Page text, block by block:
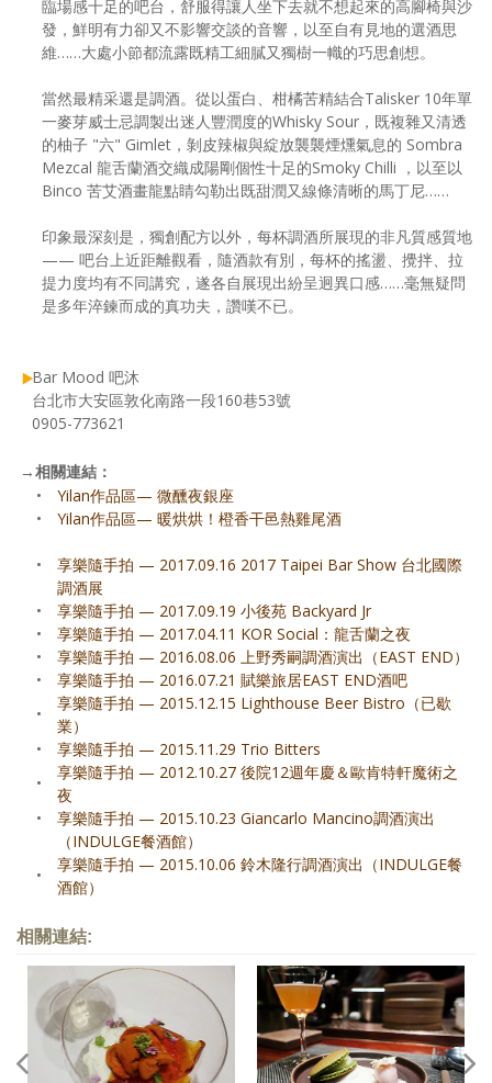
臨場感十足的吧台，舒服得讓人坐下去就不想起來的高腳椅與沙
發，鮮明有力卻又不影響交談的音響，以至自有見地的選酒思
維……大處小節都流露既精工細膩又獨樹一幟的巧思創想。
當然最精采還是調酒。從以蛋白、柑橘苦精結合Talisker 10年單
一麥芽威士忌調製出迷人豐潤度的Whisky Sour，既複雜又清透
的柚子 "六" Gimlet，剝皮辣椒與綻放襲襲煙燻氣息的 Sombra
Mezcal 龍舌蘭酒交織成陽剛個性十足的Smoky Chilli ，以至以
Binco 苦艾酒畫龍點睛勾勒出既甜潤又線條清晰的馬丁尼……
印象最深刻是，獨創配方以外，每杯調酒所展現的非凡質感質地
—— 吧台上近距離觀看，隨酒款有別，每杯的搖盪、攪拌、拉
提力度均有不同講究，遂各自展現出紛呈迥異口感……毫無疑問
是多年淬鍊而成的真功夫，讚嘆不已。
Bar Mood 吧沐
台北市大安區敦化南路一段160巷53號
0905-773621
→相關連結：
•
Yilan作品區— 微醺夜銀座
•
Yilan作品區— 暖烘烘！橙香干邑熱雞尾酒
•
享樂隨手拍 — 2017.09.16 2017 Taipei Bar Show 台北國際
調酒展
•
享樂隨手拍 — 2017.09.19 小後苑 Backyard Jr
•
享樂隨手拍 — 2017.04.11 KOR Social：龍舌蘭之夜
•
享樂隨手拍 — 2016.08.06 上野秀嗣調酒演出（EAST END）
•
享樂隨手拍 — 2016.07.21 賦樂旅居EAST END酒吧
•
享樂隨手拍 — 2015.12.15 Lighthouse Beer Bistro（已歇
業）
•
享樂隨手拍 — 2015.11.29 Trio Bitters
•
享樂隨手拍 — 2012.10.27 後院12週年慶＆歐肯特軒魔術之
夜
•
享樂隨手拍 — 2015.10.23 Giancarlo Mancino調酒演出
（INDULGE餐酒館）
•
享樂隨手拍 — 2015.10.06 鈴木隆行調酒演出（INDULGE餐
酒館）
相關連結: